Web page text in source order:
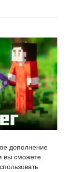
дополнение
вы сможете